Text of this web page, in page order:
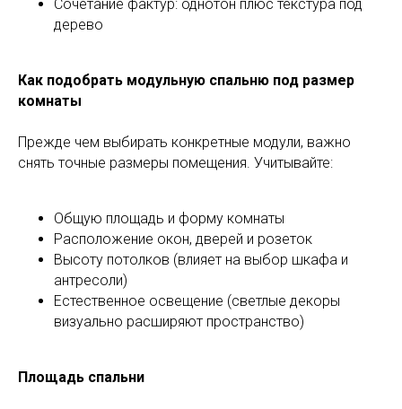
Сочетание фактур: однотон плюс текстура под
дерево
Как подобрать модульную спальню под размер
комнаты
Прежде чем выбирать конкретные модули, важно
снять точные размеры помещения. Учитывайте:
Общую площадь и форму комнаты
Расположение окон, дверей и розеток
Высоту потолков (влияет на выбор шкафа и
антресоли)
Естественное освещение (светлые декоры
визуально расширяют пространство)
Площадь спальни